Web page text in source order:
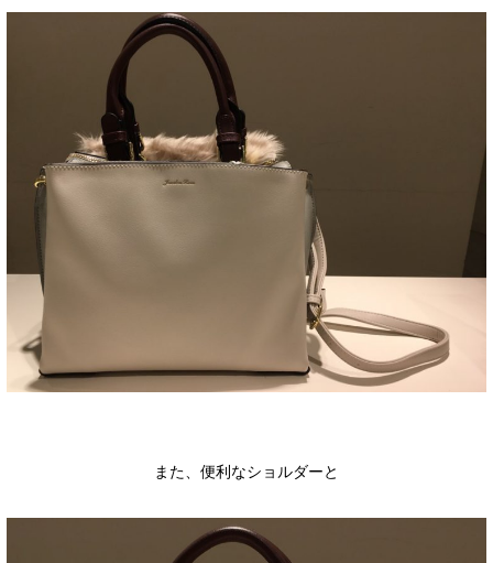
また、便利なショルダーと